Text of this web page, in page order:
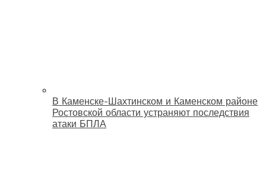
В Каменске-Шахтинском и Каменском районе
Ростовской области устраняют последствия
атаки БПЛА